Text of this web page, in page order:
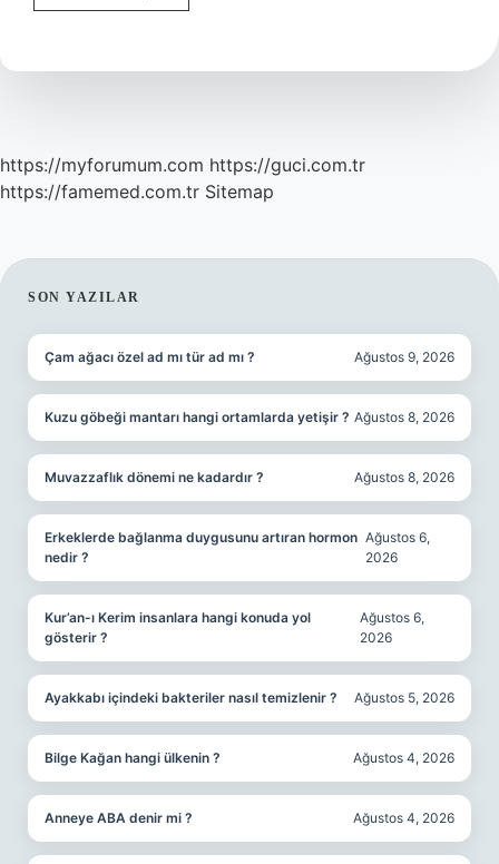
Verilen
Yazılır
https://myforumum.com https://guci.com.tr
https://famemed.com.tr Sitemap
SIDEBAR
SON YAZILAR
Çam ağacı özel ad mı tür ad mı ? Ağustos 9, 2026
Kuzu göbeği mantarı hangi ortamlarda yetişir ? Ağustos 8, 2026
Muvazzaflık dönemi ne kadardır ? Ağustos 8, 2026
Erkeklerde bağlanma duygusunu artıran hormon
nedir ?
Ağustos 6,
2026
Kur’an-ı Kerim insanlara hangi konuda yol
gösterir ?
Ağustos 6,
2026
Ayakkabı içindeki bakteriler nasıl temizlenir ? Ağustos 5, 2026
Bilge Kağan hangi ülkenin ? Ağustos 4, 2026
Anneye ABA denir mi ? Ağustos 4, 2026